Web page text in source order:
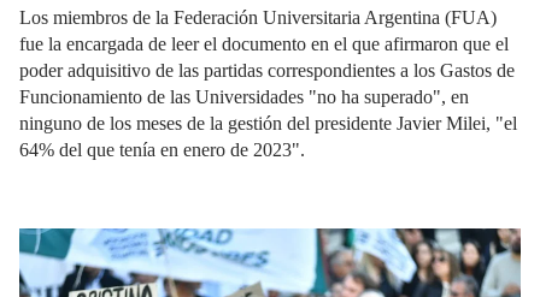
Los miembros de la Federación Universitaria Argentina (FUA)
fue la encargada de leer el documento en el que afirmaron que el
poder adquisitivo de las partidas correspondientes a los Gastos de
Funcionamiento de las Universidades "no ha superado", en
ninguno de los meses de la gestión del presidente Javier Milei, "el
64% del que tenía en enero de 2023".